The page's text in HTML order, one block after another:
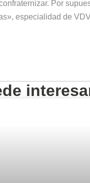
Por
especialidad de